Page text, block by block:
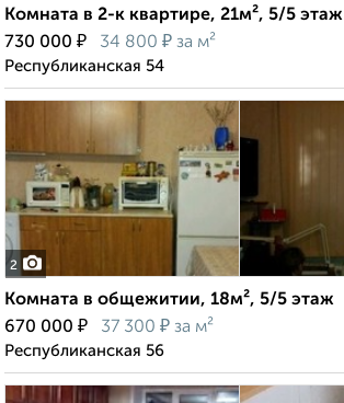
Комната в 2-к квартире, 21м², 5/5 этаж
730 000 ₽ 34 800 ₽ за м²
Республиканская 54
2
Комната в общежитии, 18м², 5/5 этаж
670 000 ₽ 37 300 ₽ за м²
Республиканская 56